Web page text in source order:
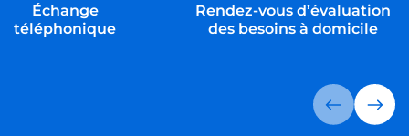
Échange
téléphonique
Rendez-vous d’évaluation
des besoins à domicile